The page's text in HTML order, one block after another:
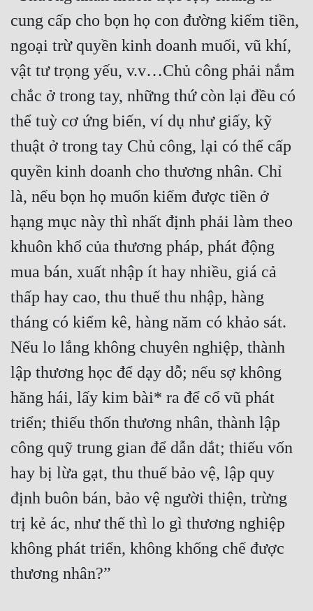
cung cấp cho bọn họ con đường kiếm tiền,
ngoại trừ quyền kinh doanh muối, vũ khí,
vật tư trọng yếu, v.v…Chủ công phải nắm
chắc ở trong tay, những thứ còn lại đều có
thể tuỳ cơ ứng biến, ví dụ như giấy, kỹ
thuật ở trong tay Chủ công, lại có thể cấp
quyền kinh doanh cho thương nhân. Chỉ
là, nếu bọn họ muốn kiếm được tiền ở
hạng mục này thì nhất định phải làm theo
khuôn khổ của thương pháp, phát động
mua bán, xuất nhập ít hay nhiều, giá cả
thấp hay cao, thu thuế thu nhập, hàng
tháng có kiểm kê, hàng năm có khảo sát.
Nếu lo lắng không chuyên nghiệp, thành
lập thương học để dạy dỗ; nếu sợ không
hăng hái, lấy kim bài* ra để cổ vũ phát
triển; thiếu thốn thương nhân, thành lập
công quỹ trung gian để dẫn dắt; thiếu vốn
hay bị lừa gạt, thu thuế bảo vệ, lập quy
định buôn bán, bảo vệ người thiện, trừng
trị kẻ ác, như thế thì lo gì thương nghiệp
không phát triển, không khống chế được
thương nhân?”